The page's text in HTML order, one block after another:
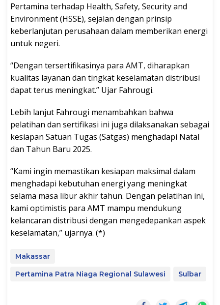
Pertamina terhadap Health, Safety, Security and
Environment (HSSE), sejalan dengan prinsip
keberlanjutan perusahaan dalam memberikan energi
untuk negeri.
“Dengan tersertifikasinya para AMT, diharapkan
kualitas layanan dan tingkat keselamatan distribusi
dapat terus meningkat.” Ujar Fahrougi.
Lebih lanjut Fahrougi menambahkan bahwa
pelatihan dan sertifikasi ini juga dilaksanakan sebagai
kesiapan Satuan Tugas (Satgas) menghadapi Natal
dan Tahun Baru 2025.
“Kami ingin memastikan kesiapan maksimal dalam
menghadapi kebutuhan energi yang meningkat
selama masa libur akhir tahun. Dengan pelatihan ini,
kami optimistis para AMT mampu mendukung
kelancaran distribusi dengan mengedepankan aspek
keselamatan,” ujarnya. (*)
Makassar
Pertamina Patra Niaga Regional Sulawesi
Sulbar